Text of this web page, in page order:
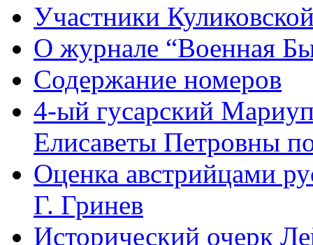
Участники
О журнале “Военная
Содержание номеров
4-ый гусарский
Елисаветы Петровны
Оценка австрийцами
Г. Гринев
Исторический очерк